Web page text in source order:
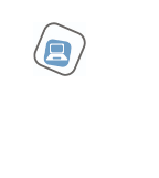
Inhalt
springen